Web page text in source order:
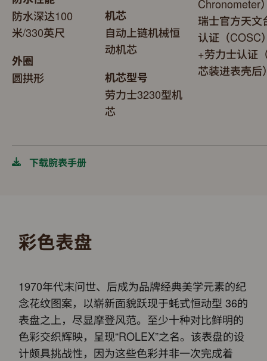
防水深达100
米/330英尺
外圈
圆拱形
机芯
自动上链机械恒
动机芯
机芯型号
劳力士3230型机
芯
Chronometer
瑞士官方天文
认证（COSC
+劳力士认证
芯装进表壳后
下载腕表手册
彩色表盘
1970年代末问世、后成为品牌经典美学元素的纪
念花纹图案，以崭新面貌跃现于蚝式恒动型 36的
表盘之上，尽显摩登风范。至少十种对比鲜明的
色彩交织辉映，呈现“ROLEX”之名。该表盘的设
计颇具挑战性，因为这些色彩并非一次完成着